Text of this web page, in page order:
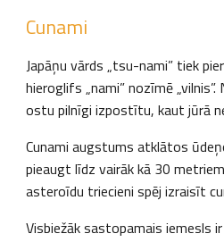
Cunami
Japāņu vārds „tsu-nami” tiek
hieroglifs „nami” nozīmē
ostu pilnīgi izpostītu, kaut jūrā
Cunami augstums atklātos
pieaugt līdz vairāk kā 30
asteroīdu triecieni spēj izraisīt
Visbiežāk sastopamais iemesls